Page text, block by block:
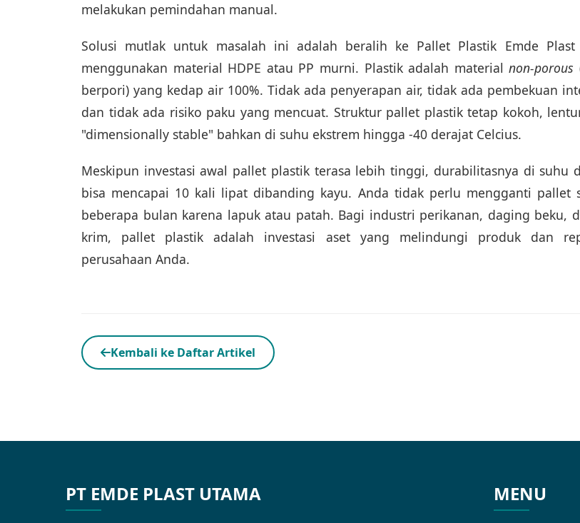
melakukan pemindahan manual.
Solusi mutlak untuk masalah ini adalah beralih ke Pallet Plastik Emde Plast
menggunakan material HDPE atau PP murni. Plastik adalah materialnon-porous
berpori) yang kedap air 100%. Tidak ada penyerapan air, tidak ada pembekuan
dan tidak ada risiko paku yang mencuat. Struktur pallet plastik tetap kokoh,
"dimensionally stable" bahkan di suhu ekstrem hingga -40 derajat Celcius.
Meskipun investasi awal pallet plastik terasa lebih tinggi, durabilitasnya di suhu
bisa mencapai 10 kali lipat dibanding kayu. Anda tidak perlu mengganti pallet
beberapa bulan karena lapuk atau patah. Bagi industri perikanan, daging beku,
krim, pallet plastik adalah investasi aset yang melindungi produk dan
perusahaan Anda.
Kembali ke Daftar Artikel
PT EMDE PLAST UTAMA MENU